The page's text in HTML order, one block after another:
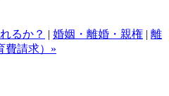
るか？ | 婚姻・離婚・親権 | 離
費請求）»